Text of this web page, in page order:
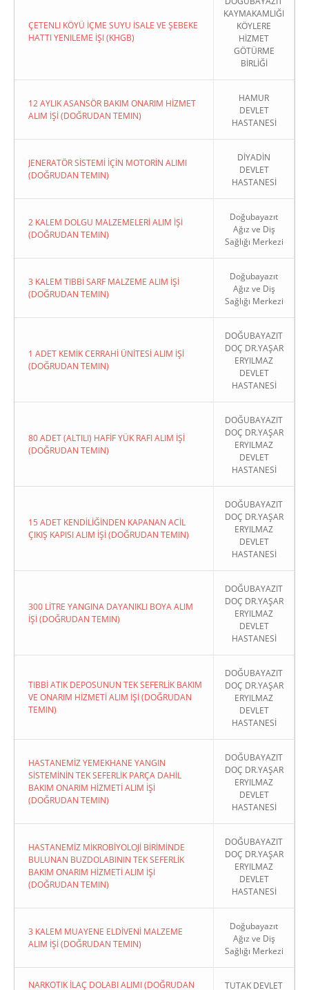
ÇETENLI KÖYÜ İÇME SUYU İSALE VE ŞEBEKE
HATTI YENILEME İŞI (KHGB)
KAYMAKAMLIĞI
KÖYLERE
HİZMET
GÖTÜRME
BİRLİĞİ
12 AYLIK ASANSÖR BAKIM ONARIM HİZMET
ALIM İŞİ (DOĞRUDAN TEMIN)
HAMUR
DEVLET
HASTANESİ
JENERATÖR SİSTEMİ İÇİN MOTORİN ALIMI
(DOĞRUDAN TEMIN)
DİYADİN
DEVLET
HASTANESİ
2 KALEM DOLGU MALZEMELERİ ALIM İŞİ
(DOĞRUDAN TEMIN)
Doğubayazıt
Ağız ve Diş
Sağlığı Merkezi
3 KALEM TIBBİ SARF MALZEME ALIM İŞİ
(DOĞRUDAN TEMIN)
Doğubayazıt
Ağız ve Diş
Sağlığı Merkezi
1 ADET KEMİK CERRAHİ ÜNİTESİ ALIM İŞİ
(DOĞRUDAN TEMIN)
DOĞUBAYAZIT
DOÇ DR.YAŞAR
ERYILMAZ
DEVLET
HASTANESİ
80 ADET (ALTILI) HAFİF YÜK RAFI ALIM İŞİ
(DOĞRUDAN TEMIN)
DOĞUBAYAZIT
DOÇ DR.YAŞAR
ERYILMAZ
DEVLET
HASTANESİ
15 ADET KENDİLİĞİNDEN KAPANAN ACİL
ÇIKIŞ KAPISI ALIM İŞİ (DOĞRUDAN TEMIN)
DOĞUBAYAZIT
DOÇ DR.YAŞAR
ERYILMAZ
DEVLET
HASTANESİ
300 LİTRE YANGINA DAYANIKLI BOYA ALIM
İŞİ (DOĞRUDAN TEMIN)
DOĞUBAYAZIT
DOÇ DR.YAŞAR
ERYILMAZ
DEVLET
HASTANESİ
TIBBİ ATIK DEPOSUNUN TEK SEFERLİK BAKIM
VE ONARIM HİZMETİ ALIM İŞİ (DOĞRUDAN
TEMIN)
DOĞUBAYAZIT
DOÇ DR.YAŞAR
ERYILMAZ
DEVLET
HASTANESİ
HASTANEMİZ YEMEKHANE YANGIN
SİSTEMİNİN TEK SEFERLİK PARÇA DAHİL
BAKIM ONARIM HİZMETİ ALIM İŞİ
(DOĞRUDAN TEMIN)
DOĞUBAYAZIT
DOÇ DR.YAŞAR
ERYILMAZ
DEVLET
HASTANESİ
HASTANEMİZ MİKROBİYOLOJİ BİRİMİNDE
BULUNAN BUZDOLABININ TEK SEFERLİK
BAKIM ONARIM HİZMETİ ALIM İŞİ
(DOĞRUDAN TEMIN)
DOĞUBAYAZIT
DOÇ DR.YAŞAR
ERYILMAZ
DEVLET
HASTANESİ
3 KALEM MUAYENE ELDİVENİ MALZEME
ALIM İŞİ (DOĞRUDAN TEMIN)
Doğubayazıt
Ağız ve Diş
Sağlığı Merkezi
NARKOTIK İLAÇ DOLABI ALIMI (DOĞRUDAN TUTAK DEVLET